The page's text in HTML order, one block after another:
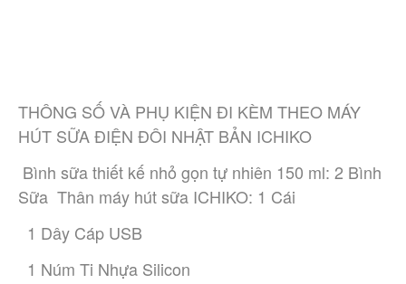
THÔNG SỐ VÀ PHỤ KIỆN ĐI KÈM THEO MÁY
HÚT SỮA ĐIỆN ĐÔI NHẬT BẢN ICHIKO
Sữa  Thân máy hút sữa ICHIKO: 1 Cái
  1 Dây Cáp USB
  1 Núm Ti Nhựa Silicon